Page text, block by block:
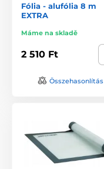
Fólia - alufólia 8 m
EXTRA
Máme na skladě
2 510 Ft
Összehasonlítás